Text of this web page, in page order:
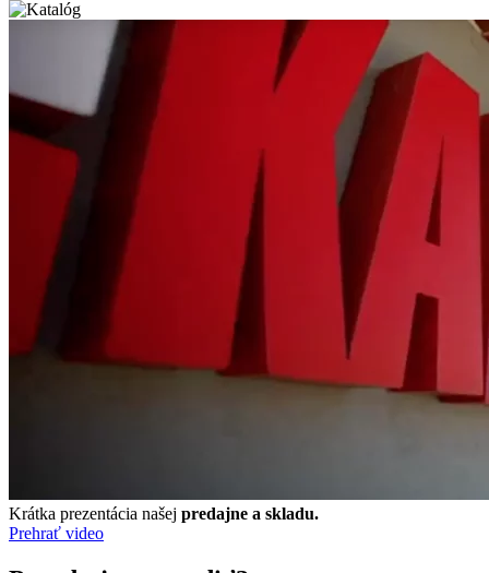
Krátka prezentácia našej predajne a skladu.
Prehrať video